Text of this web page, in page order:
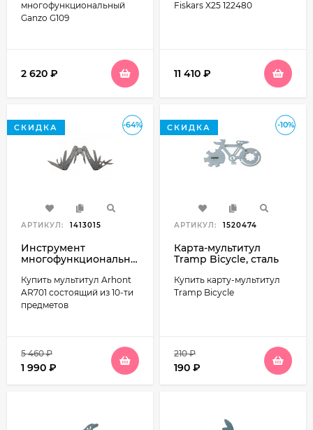
многофункциональный
Ganzo G109
2 620 ₽
Fiskars X25 122480
11 410 ₽
-64%
СКИДКА
АРТИКУЛ: 1413015
Инструмент
многофункциональный
Cr7
Купить мультитул Arhont
AR701 состоящий из 10-ти
предметов
5 460₽
1 990 ₽
-10%
СКИДКА
АРТИКУЛ: 1520474
Карта-мультитул
Tramp Bicycle, сталь
Купить карту-мультитул
Tramp Bicycle
210₽
190 ₽